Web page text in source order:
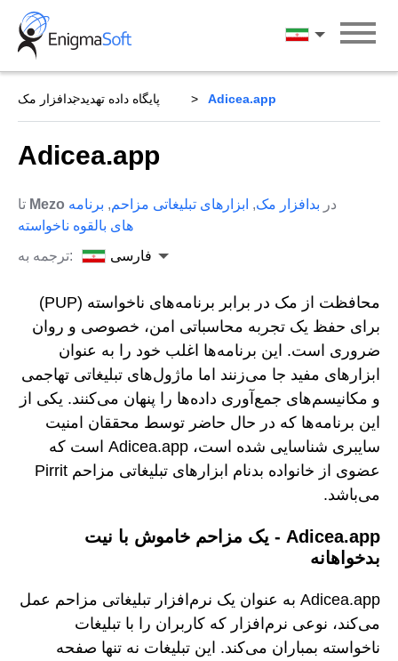
Skip
content
فارسی
پایگاه داده تهدید بدافزار مک Adicea.app
Adicea.app
Mezo در بدافزار مک, ابزارهای تبلیغاتی مزاحم, برنامه
های بالقوه ناخواسته
ترجمه به:
فارسی
محافظت از مک در برابر برنامه‌های ناخواسته (PUP)
برای حفظ یک تجربه محاسباتی امن، خصوصی و روان
ضروری است. این برنامه‌ها اغلب خود را به عنوان
ابزارهای مفید جا می‌زنند اما ماژول‌های تبلیغاتی تهاجمی
و مکانیسم‌های جمع‌آوری داده‌ها را پنهان می‌کنند. یکی از
این برنامه‌ها که در حال حاضر توسط محققان امنیت
سایبری شناسایی شده است، Adicea.app است که
عضوی از خانواده بدنام ابزارهای تبلیغاتی مزاحم Pirrit
می‌باشد.
Adicea.app - یک مزاحم خاموش با نیت
بدخواهانه
Adicea.app به عنوان یک نرم‌افزار تبلیغاتی مزاحم عمل
می‌کند، نوعی نرم‌افزار که کاربران را با تبلیغات
ناخواسته بمباران می‌کند. این تبلیغات نه تنها صفحه